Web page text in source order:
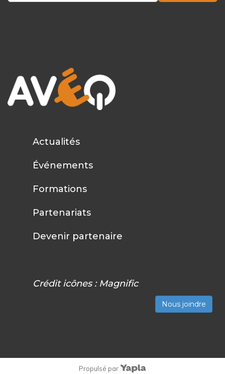
Actualités
Événements
Formations
Partenariats
Devenir partenaire
Crédit icônes : Magnific
Nous joindre
Propulsé par